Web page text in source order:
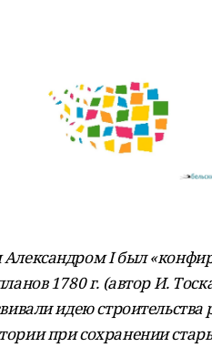
I был
1780 г. (автор И.
идею строительства
при сохранении